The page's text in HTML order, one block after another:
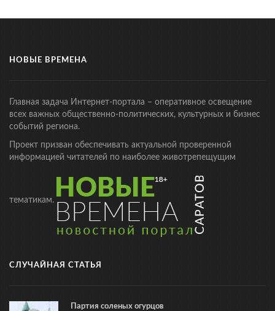
НОВЫЕ ВРЕМЕНА
Главная задача Интернет-портала – оперативное освещение
всех важных общественно-политических, культурных и бизнес
событий региона.
Проект призван обеспечивать актуальной проверенной
информацией читателей по наиболее животрепещущим
тематикам.
СЛУЧАЙНАЯ СТАТЬЯ
Партия соленых огурцов